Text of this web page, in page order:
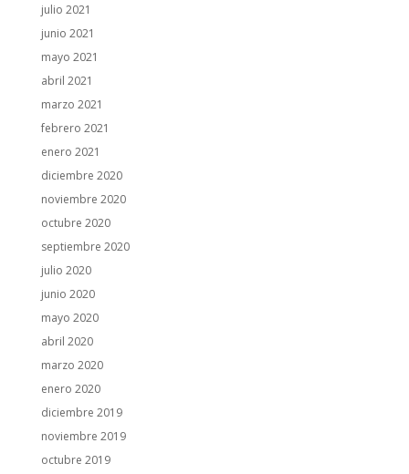
julio 2021
junio 2021
mayo 2021
abril 2021
marzo 2021
febrero 2021
enero 2021
diciembre 2020
noviembre 2020
octubre 2020
septiembre 2020
julio 2020
junio 2020
mayo 2020
abril 2020
marzo 2020
enero 2020
diciembre 2019
noviembre 2019
octubre 2019